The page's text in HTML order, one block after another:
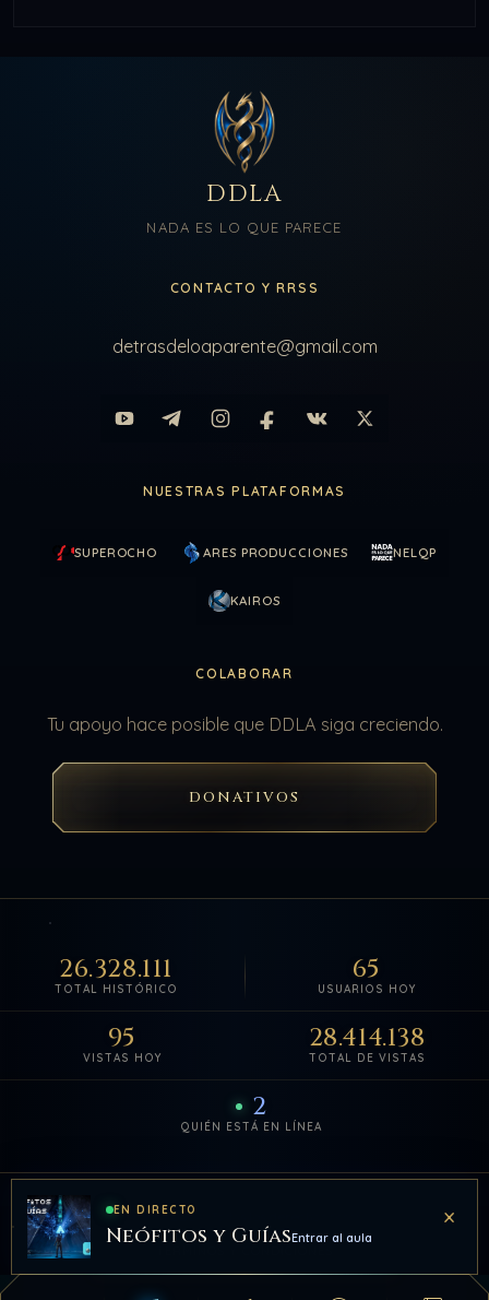
DDLA
NADA ES LO QUE PARECE
CONTACTO Y RRSS
detrasdeloaparente@gmail.com
NUESTRAS PLATAFORMAS
SUPEROCHO ARES PRODUCCIONES NELQP
KAIROS
COLABORAR
Tu apoyo hace posible que DDLA siga creciendo.
DONATIVOS
TOTAL HISTÓRICO
26.328.111
USUARIOS HOY
65
VISTAS HOY
95
TOTAL DE VISTAS
28.414.138
QUIÉN ESTÁ EN LÍNEA
2
Estadísticas de visitas
© 2011–2026 DDLA. Todos los derechos reservados.
EN DIRECTO
Neófitos y GuíasEntrar al aula
×